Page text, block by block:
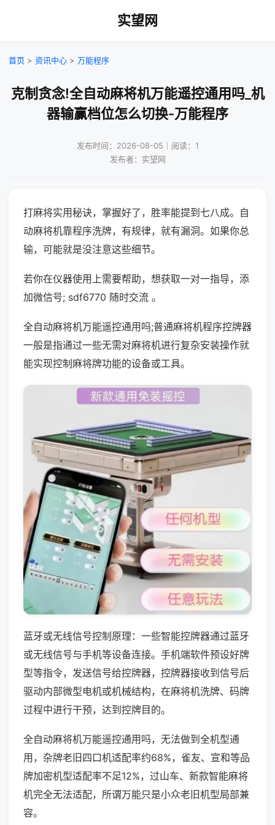
实望网
首页 > 资讯中心 > 万能程序
克制贪念!全自动麻将机万能遥控通用吗_机
器输赢档位怎么切换-万能程序
发布时间：2026-08-05｜阅读：1
发布者：实望网
打麻将实用秘诀，掌握好了，胜率能提到七八成。自
动麻将机靠程序洗牌，有规律，就有漏洞。如果你总
输，可能就是没注意这些细节。
若你在仪器使用上需要帮助，想获取一对一指导，添
加微信号; sdf6770 随时交流 。
全自动麻将机万能遥控通用吗;普通麻将机程序控牌器
一般是指通过一些无需对麻将机进行复杂安装操作就
能实现控制麻将牌功能的设备或工具。
蓝牙或无线信号控制原理：一些智能控牌器通过蓝牙
或无线信号与手机等设备连接。手机端软件预设好牌
型等指令，发送信号给控牌器，控牌器接收到信号后
驱动内部微型电机或机械结构，在麻将机洗牌、码牌
过程中进行干预，达到控牌目的。
全自动麻将机万能遥控通用吗，无法做到全机型通
用，杂牌老旧四口机适配率约68%，雀友、宣和等品
牌加密机型适配率不足12%，过山车、新款智能麻将
机完全无法适配，所谓万能只是小众老旧机型局部兼
容。